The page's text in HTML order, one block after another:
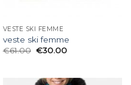
VESTE SKI FEMME
veste ski femme
€61.00 €30.00